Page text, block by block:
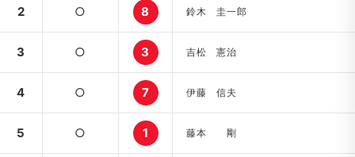
2 ○ 8 鈴木 圭一郎
3 ○ 3 吉松 憲治
4 ○ 7 伊藤 信夫
5 ○ 1 藤本 剛